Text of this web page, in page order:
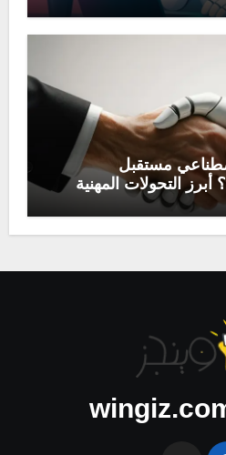
مستقبل